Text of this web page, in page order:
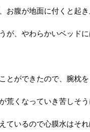
お腹が地面に付くと起き
、やわらかいベッドに
ができたので、腕枕を
荒くなっていき苦しそう
ているので心膜水はそ